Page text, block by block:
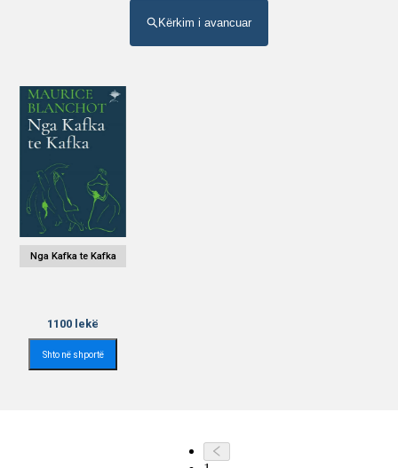
Kërkim i avancuar
Nga Kafka te Kafka
1100 lekë
Shto në shportë